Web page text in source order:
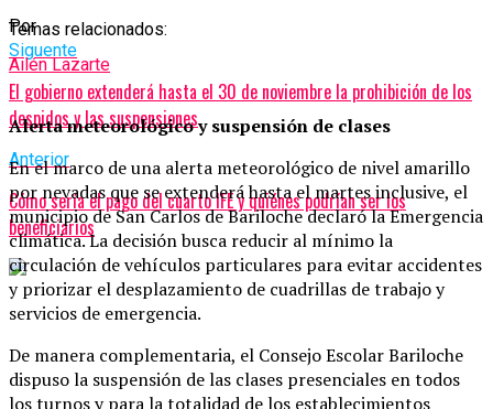
Temas relacionados:
Siguente
El gobierno extenderá hasta el 30 de noviembre la prohibición de los
despidos y las suspensiones
Anterior
Cómo sería el pago del cuarto IFE y quiénes podrían ser los
beneficiarios
Por
Ailén Lazarte
Alerta meteorológico y suspensión de clases
En el marco de una alerta meteorológico de nivel amarillo
por nevadas que se extenderá hasta el martes inclusive, el
municipio de San Carlos de Bariloche declaró la Emergencia
climática. La decisión busca reducir al mínimo la
circulación de vehículos particulares para evitar accidentes
y priorizar el desplazamiento de cuadrillas de trabajo y
servicios de emergencia.
De manera complementaria, el Consejo Escolar Bariloche
dispuso la suspensión de las clases presenciales en todos
los turnos y para la totalidad de los establecimientos